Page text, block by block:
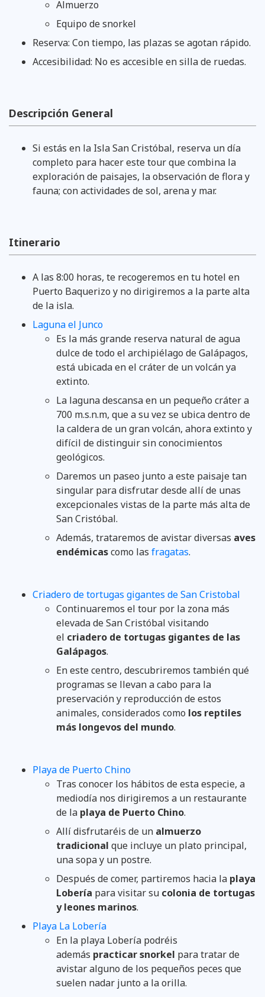
Almuerzo
Equipo de snorkel
Reserva: Con tiempo, las plazas se agotan rápido.
Accesibilidad: No es accesible en silla de ruedas.
Descripción General
Si estás en la Isla San Cristóbal, reserva un día
completo para hacer este tour que combina la
exploración de paisajes, la observación de flora y
fauna; con actividades de sol, arena y mar.
Itinerario
A las 8:00 horas, te recogeremos en tu hotel en
Puerto Baquerizo y no dirigiremos a la parte alta
de la isla.
Laguna el Junco
Es la más grande reserva natural de agua
dulce de todo el archipiélago de Galápagos,
está ubicada en el cráter de un volcán ya
extinto.
La laguna descansa en un pequeño cráter a
700 m.s.n.m, que a su vez se ubica dentro de
la caldera de un gran volcán, ahora extinto y
difícil de distinguir sin conocimientos
geológicos.
Daremos un paseo junto a este paisaje tan
singular para disfrutar desde allí de unas
excepcionales vistas de la parte más alta de
San Cristóbal.
Además, trataremos de avistar diversas aves
endémicascomo las fragatas.
Criadero de tortugas gigantes de San Cristobal
Continuaremos el tour por la zona más
elevada de San Cristóbal visitando
el criadero de tortugas gigantes de las
Galápagos.
En este centro, descubriremos también qué
programas se llevan a cabo para la
preservación y reproducción de estos
animales, considerados como los reptiles
más longevos del mundo.
Playa de Puerto Chino
Tras conocer los hábitos de esta especie, a
mediodía nos dirigiremos a un restaurante
de la playa de Puerto Chino.
Allí disfrutaréis de un almuerzo
tradicional que incluye un plato principal,
una sopa y un postre.
Después de comer, partiremos hacia la playa
Lobería para visitar su colonia de tortugas
y leones marinos.
Playa La Lobería
En la playa Lobería podréis
además practicar snorkel para tratar de
avistar alguno de los pequeños peces que
suelen nadar junto a la orilla.